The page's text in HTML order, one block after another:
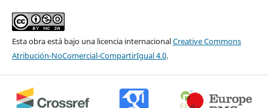
Esta obra está bajo una licencia internacionalCreative Commons
Atribución-NoComercial-CompartirIgual 4.0.